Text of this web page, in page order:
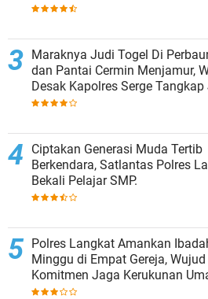
Maraknya Judi Togel Di
dan Pantai Cermin Menjamur,
Desak Kapolres Serge Tangkap
Togel
Ciptakan Generasi Muda Tertib
Berkendara, Satlantas Polres
Bekali Pelajar SMP.
Polres Langkat Amankan
Minggu di Empat Gereja, Wujud
Komitmen Jaga Kerukunan
Beragama.